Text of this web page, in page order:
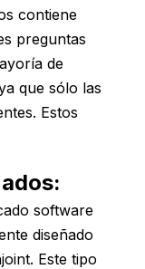
contiene
preguntas
de
que sólo las
Estos
:
software
diseñado
Este tipo